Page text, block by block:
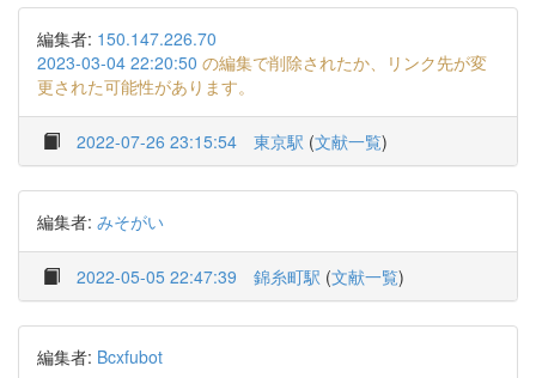
編集者: 150.147.226.70
2023-03-04 22:20:50 の編集で削除されたか、リンク先が変
更された可能性があります。
2022-07-26 23:15:54 東京駅 (文献一覧)
編集者: みそがい
2022-05-05 22:47:39 錦糸町駅 (文献一覧)
編集者: Bcxfubot